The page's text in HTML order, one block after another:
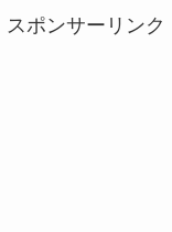
スポンサーリンク